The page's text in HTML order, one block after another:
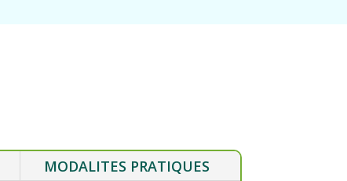
MODALITES PRATIQUES